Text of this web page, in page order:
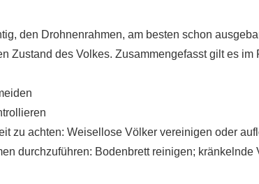
den Drohnenrahmen, am besten schon
Zustand des Volkes. Zusammengefasst gilt es im
zu achten: Weisellose Völker vereinigen oder
durchzuführen: Bodenbrett reinigen;